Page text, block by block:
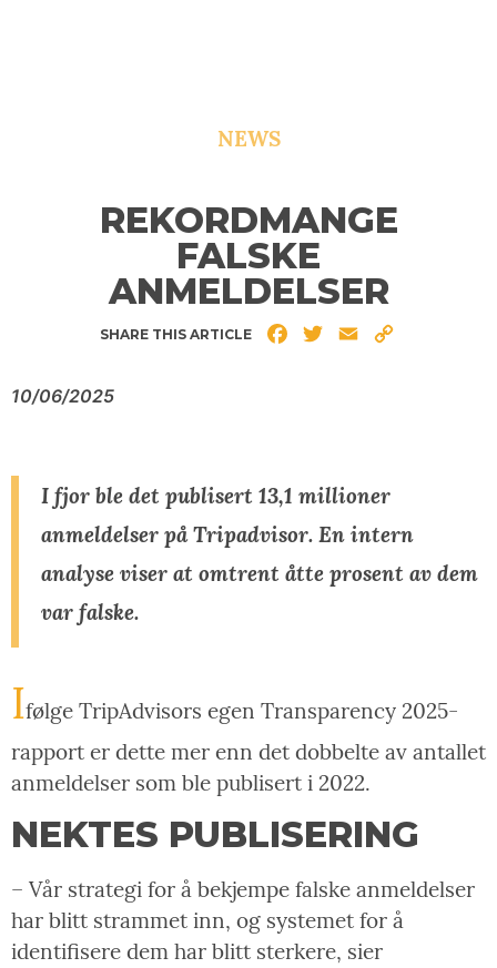
NEWS
REKORDMANGE
FALSKE
ANMELDELSER
SHARE THIS ARTICLE FacebookTwitterEmail
10/06/2025
I fjor ble det publisert 13,1 millioner
anmeldelser på Tripadvisor. En intern
analyse viser at omtrent åtte prosent av dem
var falske.
Ifølge TripAdvisors egen Transparency 2025-
rapport er dette mer enn det dobbelte av antallet
anmeldelser som ble publisert i 2022.
NEKTES PUBLISERING
– Vår strategi for å bekjempe falske anmeldelser
har blitt strammet inn, og systemet for å
identifisere dem har blitt sterkere, sier